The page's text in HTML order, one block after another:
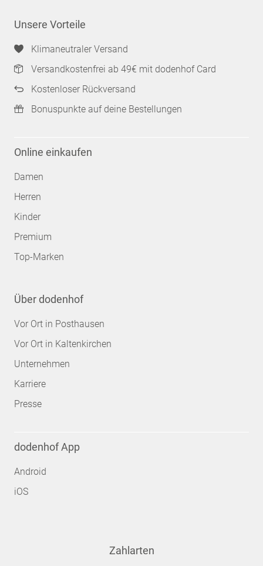
Unsere Vorteile
Klimaneutraler Versand
Versandkostenfrei ab 49€ mit dodenhof Card
Kostenloser Rückversand
Bonuspunkte auf deine Bestellungen
Online einkaufen
Damen
Herren
Kinder
Premium
Top-Marken
Über dodenhof
Vor Ort in Posthausen
Vor Ort in Kaltenkirchen
Unternehmen
Karriere
Presse
dodenhof App
Android
iOS
Zahlarten